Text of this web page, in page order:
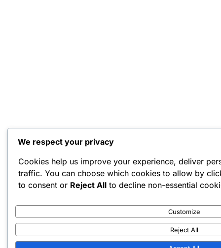
We respect your privacy
Cookies help us improve your experience, deliver
traffic. You can choose which cookies to allow by
to consent or Reject All to decline non-essential
Customize
Reject All